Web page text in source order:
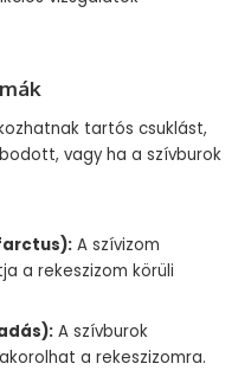
tartós csuklást,
vagy ha a szívburok
A szívizom
a rekeszizom körüli
A szívburok
a rekeszizomra.